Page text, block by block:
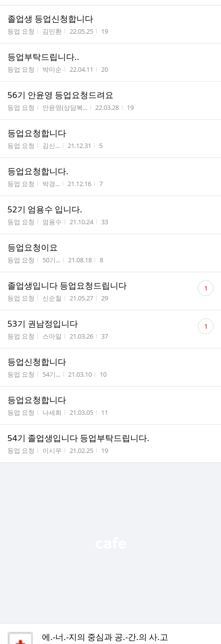
졸업생 등업신청합니다
게시판명
등업 요청 작성자
김민환 작성시간
22.05.25 조회수
19
등업부탁드립니다..
게시판명
등업 요청 작성자
박미순 작성시간
22.04.11 조회수
20
56기 안윤영 등업요청드려요
게시판명
등업 요청 작성자
안윤영(상담복... 작성시간
22.03.28 조회수
19
등업요청합니다
게시판명
등업 요청 작성자
김신... 작성시간
21.12.31 조회수
5
등업요청합니다.
게시판명
등업 요청 작성자
박경... 작성시간
21.12.16 조회수
7
52기 엄용수 입니다.
게시판명
등업 요청 작성자
엄용수 작성시간
21.10.24 조회수
33
등업요청이요
게시판명
등업 요청 작성자
50기... 작성시간
21.08.18 조회수
8
졸업생입니다 등업요청드립니다
게시판명
등업 요청 작성자
신순철 작성시간
21.05.27 조회수
29
댓
글 1
53기 권남정입니다
게시판명
등업 요청 작성자
스마일 작성시간
21.03.26 조회수
37
댓
글 1
등업신청합니다
게시판명
등업 요청 작성자
54기... 작성시간
21.03.10 조회수
10
등업요청합니다
게시판명
등업 요청 작성자
나세희 작성시간
21.03.05 조회수
11
54기 졸업생입니다 등업부탁드립니다.
게시판명
등업 요청 작성자
이시우 작성시간
21.02.25 조회수
19
에.-너.-지의 중심과 공.-간.의 사.고